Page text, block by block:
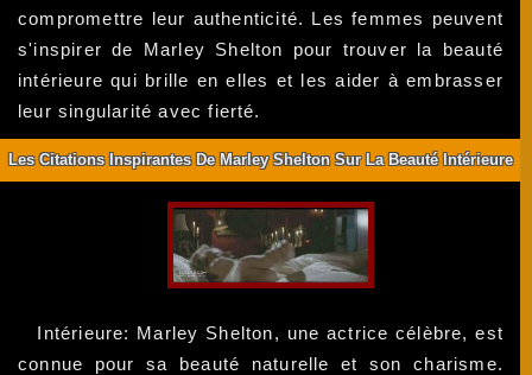
compromettre leur authenticité. Les femmes peuvent
s'inspirer de Marley Shelton pour trouver la beauté
intérieure qui brille en elles et les aider à embrasser
leur singularité avec fierté.
Les Citations Inspirantes De Marley Shelton Sur La Beauté Intérieure
Intérieure: Marley Shelton, une actrice célèbre, est
connue pour sa beauté naturelle et son charisme.